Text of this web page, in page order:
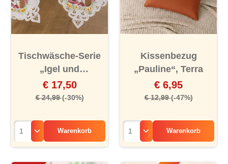
Tischwäsche-Serie
„Igel und
Eichhörnchen“
€ 17,50
€ 24,99(-30%)
Warenkorb
Kissenbezug
„Pauline“, Terra
€ 6,95
€ 12,99(-47%)
Warenkorb